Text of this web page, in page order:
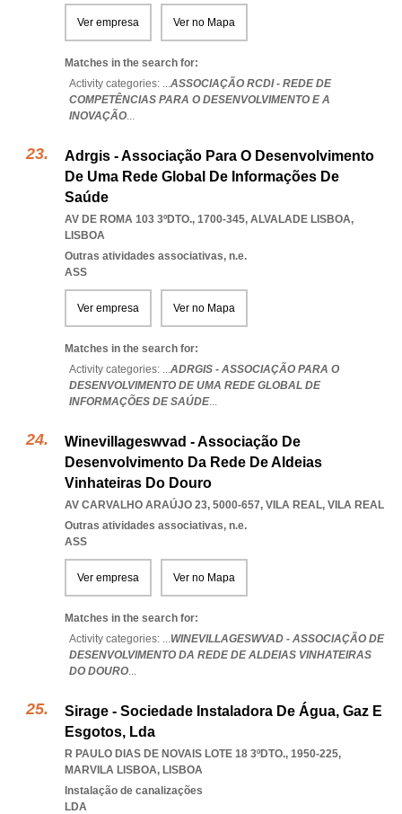
Ver empresa Ver no Mapa
Matches in the search for:
Activity categories: ...ASSOCIAÇÃO RCDI - REDE DE
COMPETÊNCIAS PARA O DESENVOLVIMENTO E A
INOVAÇÃO...
Adrgis - Associação Para O Desenvolvimento
De Uma Rede Global De Informações De
Saúde
AV DE ROMA 103 3ºDTO., 1700-345, ALVALADE LISBOA,
LISBOA
Outras atividades associativas, n.e.
ASS
Ver empresa Ver no Mapa
Matches in the search for:
Activity categories: ...ADRGIS - ASSOCIAÇÃO PARA O
DESENVOLVIMENTO DE UMA REDE GLOBAL DE
INFORMAÇÕES DE SAÚDE...
Winevillageswvad - Associação De
Desenvolvimento Da Rede De Aldeias
Vinhateiras Do Douro
AV CARVALHO ARAÚJO 23, 5000-657, VILA REAL, VILA REAL
Outras atividades associativas, n.e.
ASS
Ver empresa Ver no Mapa
Matches in the search for:
Activity categories: ...WINEVILLAGESWVAD - ASSOCIAÇÃO DE
DESENVOLVIMENTO DA REDE DE ALDEIAS VINHATEIRAS
DO DOURO...
Sirage - Sociedade Instaladora De Água, Gaz E
Esgotos, Lda
R PAULO DIAS DE NOVAIS LOTE 18 3ºDTO., 1950-225,
MARVILA LISBOA, LISBOA
Instalação de canalizações
LDA